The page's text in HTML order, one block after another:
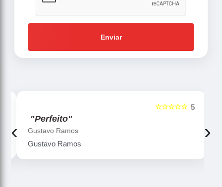
Enviar
5
☆☆☆☆☆
"Perfeito"
Gustavo Ramos
Gustavo Ramos
‹ ›